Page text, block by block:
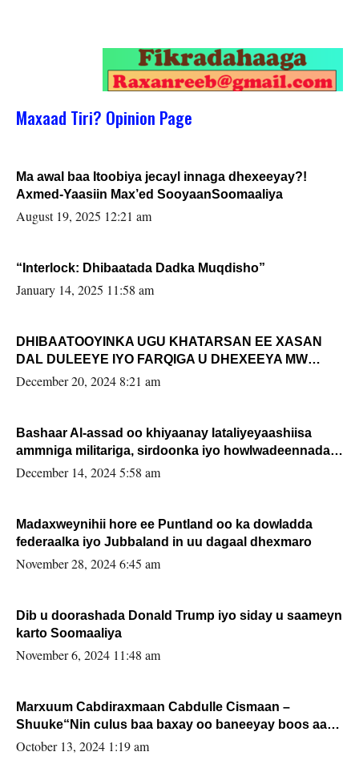
Maxaad Tiri? Opinion Page
Ma awal baa Itoobiya jecayl innaga dhexeeyay?!
Axmed-Yaasiin Max’ed SooyaanSoomaaliya
August 19, 2025 12:21 am
“Interlock: Dhibaatada Dadka Muqdisho”
January 14, 2025 11:58 am
DHIBAATOOYINKA UGU KHATARSAN EE XASAN
DAL DULEEYE IYO FARQIGA U DHEXEEYA MW
FARMAAJO BAL ISU DHAGEYSTA?
December 20, 2024 8:21 am
Bashaar Al-assad oo khiyaanay lataliyeyaashiisa
ammniga militariga, sirdoonka iyo howlwadeennada
xafiiskiisa
December 14, 2024 5:58 am
Madaxweynihii hore ee Puntland oo ka dowladda
federaalka iyo Jubbaland in uu dagaal dhexmaro
November 28, 2024 6:45 am
Dib u doorashada Donald Trump iyo siday u saameyn
karto Soomaaliya
November 6, 2024 11:48 am
Marxuum Cabdiraxmaan Cabdulle Cismaan –
Shuuke“Nin culus baa baxay oo baneeyay boos aan
la buuxin Karin”.
October 13, 2024 1:19 am